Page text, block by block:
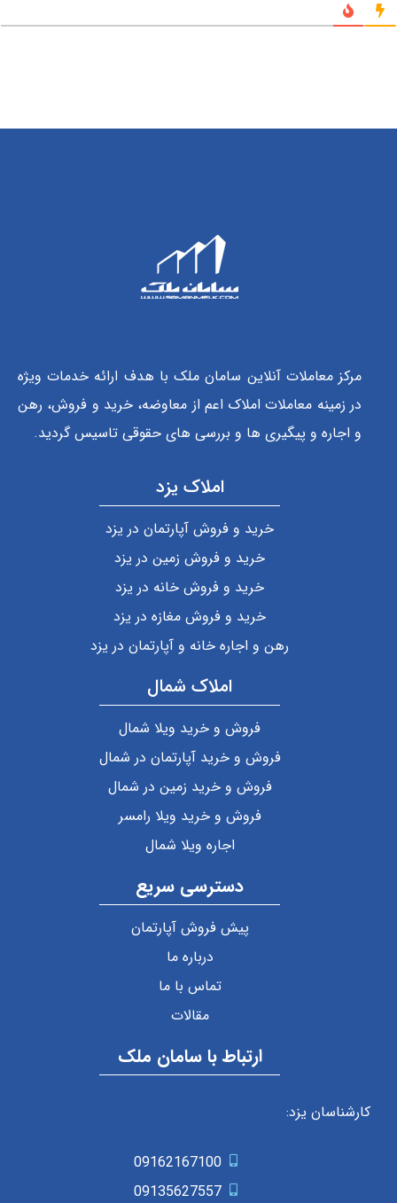
مرکز معاملات آنلاین سامان ملک با هدف ارائه خدمات ویژه
در زمینه معاملات املاک اعم از معاوضه، خرید و فروش، رهن
و اجاره و پیگیری ها و بررسی های حقوقی تاسیس گردید.
املاک یزد
خرید و فروش آپارتمان در یزد
خرید و فروش زمین در یزد
خرید و فروش خانه در یزد
خرید و فروش مغازه در یزد
رهن و اجاره خانه و آپارتمان در یزد
املاک شمال
فروش و خرید ویلا شمال
فروش و خرید آپارتمان در شمال
فروش و خرید زمین در شمال
فروش و خرید ویلا رامسر
اجاره ویلا شمال
دسترسی سریع
پیش فروش آپارتمان
درباره ما
تماس با ما
مقالات
ارتباط با سامان ملک
کارشناسان یزد:
09162167100
09135627557